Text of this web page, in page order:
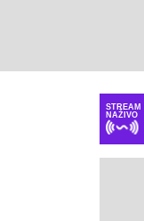
STREAM
NAŽIVO